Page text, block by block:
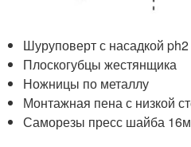
Шуруповерт с насадкой ph2
Плоскогубцы жестянщика
Ножницы по металлу
Монтажная пена с низкой
Саморезы пресс шайба